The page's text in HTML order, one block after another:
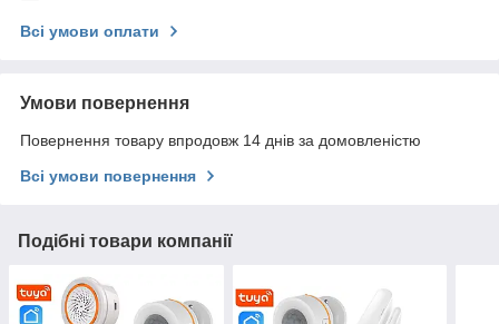
Всі умови оплати
Умови повернення
Повернення товару впродовж 14 днів за домовленістю
Всі умови повернення
Подібні товари компанії